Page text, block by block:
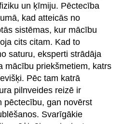
un ķīmiju. Pēctecība
kad atteicās no
sistēmas, kur mācību
cits citam. Kad to
saturu, eksperti strādāja
mācību priekšmetiem, katrs
Pēc tam katrā
pilnveides reizē ir
pēctecību, gan novērst
Svarīgākie